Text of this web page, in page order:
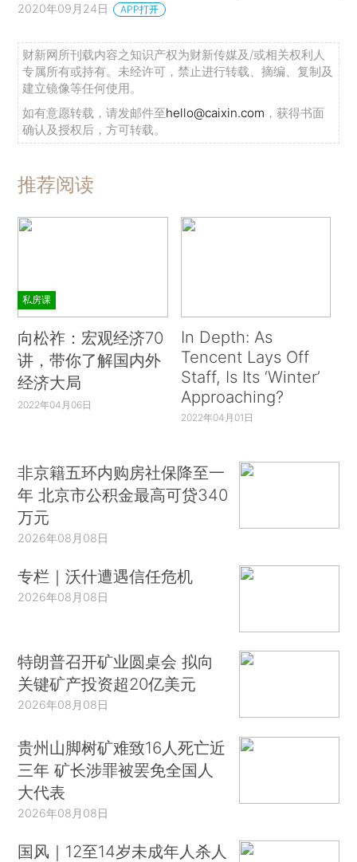
2020年09月24日 APP打开
财新网所刊载内容之知识产权为财新传媒及/或相关权利人
专属所有或持有。未经许可，禁止进行转载、摘编、复制及
建立镜像等任何使用。
如有意愿转载，请发邮件至hello@caixin.com ，获得书面
确认及授权后，方可转载。
推荐阅读
私房课
向松祚：宏观经济70
讲，带你了解国内外
经济大局
2022年04月06日
In Depth: As
Tencent Lays Off
Staff, Is Its ‘Winter’
Approaching?
2022年04月01日
非京籍五环内购房社保降至一
年 北京市公积金最高可贷340
万元
2026年08月08日
专栏｜沃什遭遇信任危机
2026年08月08日
特朗普召开矿业圆桌会 拟向
关键矿产投资超20亿美元
2026年08月08日
贵州山脚树矿难致16人死亡近
三年 矿长涉罪被罢免全国人
大代表
2026年08月08日
国风｜12至14岁未成年人杀人